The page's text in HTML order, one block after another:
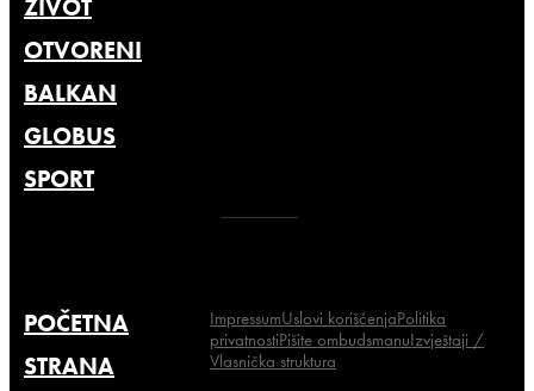
ŽIVOT
OTVORENI
BALKAN
GLOBUS
SPORT
POČETNA
STRANA
ImpressumUslovi korišćenjaPolitika
privatnostiPišite ombudsmanuIzvještaji /
Vlasnička struktura